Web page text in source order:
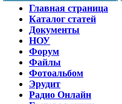
Главная страница
Каталог статей
Документы
НОУ
Форум
Файлы
Фотоальбом
Эрудит
Радио Онлайн